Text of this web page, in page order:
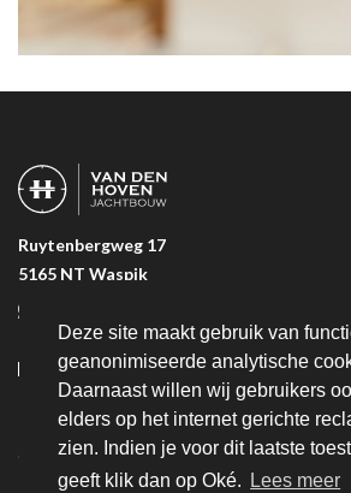
Deze site maakt gebruik van
geanonimiseerde analytische
Daarnaast willen wij gebruikers
elders op het internet gerichte
zien. Indien je voor dit laatste
geeft klik dan op Oké.
Lees meer
Ruytenbergweg 17
5165 NT Waspik
+31 (0) 416 319 183
info@bvandenhovenjachtbouw.nl